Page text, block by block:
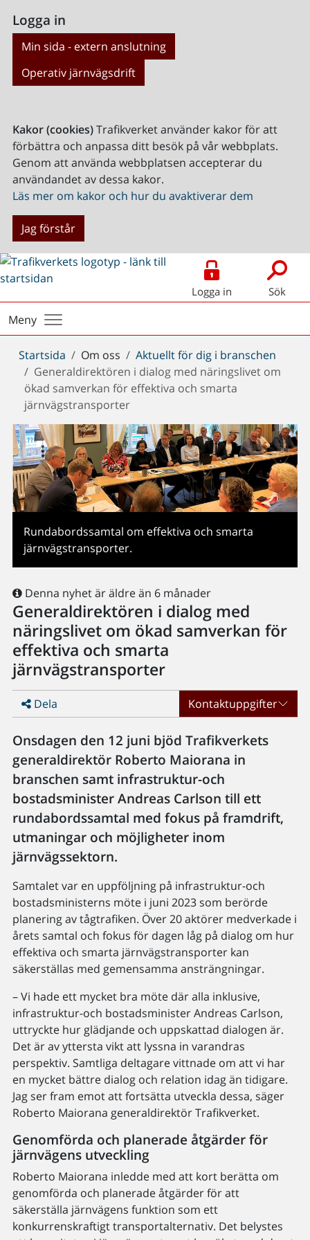
Logga in
Min sida - extern anslutning
Operativ järnvägsdrift
Kakor (cookies)Trafikverket använder kakor för att
förbättra och anpassa ditt besök på vår webbplats.
Genom att använda webbplatsen accepterar du
användandet av dessa kakor.
Läs mer om kakor och hur du avaktiverar dem
Jag förstår
Logga in Sök
Meny
Du
är
här:
Startsida Om oss
Aktuellt för dig i branschen
Generaldirektören i dialog med näringslivet om
ökad samverkan för effektiva och smarta
järnvägstransporter
Rundabordssamtal om effektiva och smarta
järnvägstransporter.
Denna nyhet är äldre än 6 månader
Generaldirektören i dialog med
näringslivet om ökad samverkan för
effektiva och smarta
järnvägstransporter
Dela Kontaktuppgifter
Onsdagen den 12 juni bjöd Trafikverkets
generaldirektör Roberto Maiorana in
branschen samt infrastruktur-och
bostadsminister Andreas Carlson till ett
rundabordssamtal med fokus på framdrift,
utmaningar och möjligheter inom
järnvägssektorn.
Samtalet var en uppföljning på infrastruktur-och
bostadsministerns möte i juni 2023 som berörde
planering av tågtrafiken. Över 20 aktörer medverkade i
årets samtal och fokus för dagen låg på dialog om hur
effektiva och smarta järnvägstransporter kan
säkerställas med gemensamma ansträngningar.
– Vi hade ett mycket bra möte där alla inklusive,
infrastruktur-och bostadsminister Andreas Carlson,
uttryckte hur glädjande och uppskattad dialogen är.
Det är av yttersta vikt att lyssna in varandras
perspektiv. Samtliga deltagare vittnade om att vi har
en mycket bättre dialog och relation idag än tidigare.
Jag ser fram emot att fortsätta utveckla dessa, säger
Roberto Maiorana generaldirektör Trafikverket.
Genomförda och planerade åtgärder för
järnvägens utveckling
Roberto Maiorana inledde med att kort berätta om
genomförda och planerade åtgärder för att
säkerställa järnvägens funktion som ett
konkurrenskraftigt transportalternativ. Det belystes